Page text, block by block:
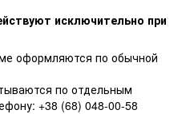
исключительно при
оформляются по обычной
по отдельным
+38 (68) 048-00-58